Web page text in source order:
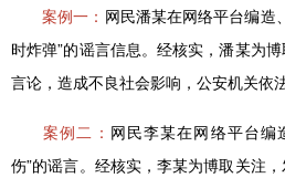
案例一： 网民潘某在网络平台编造
时炸弹”的谣言信息。经核实，潘某为
言论，造成不良社会影响，公安机关依
案例二： 网民李某在网络平台编
伤”的谣言。经核实，李某为博取关注